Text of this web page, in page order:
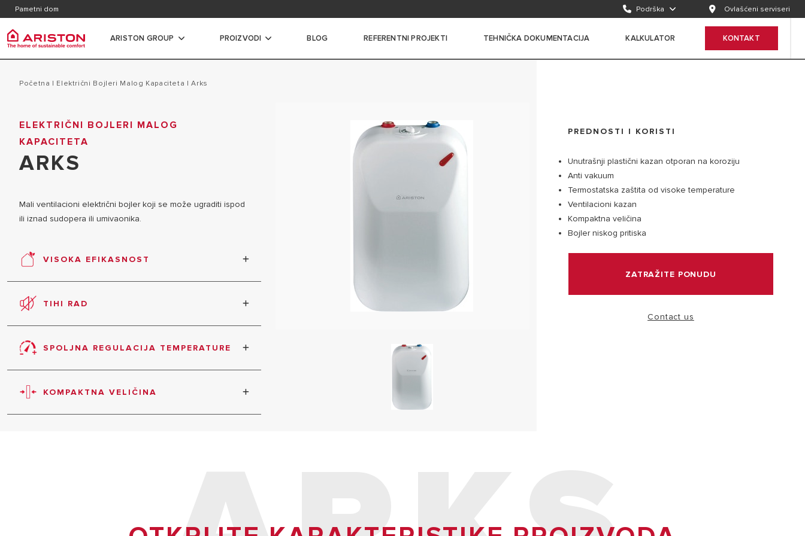
Pametni dom Podrška Ovlašćeni serviseri
ARISTON GROUP
Ariston Group
ZAPOSLENJE
PROIZVODI
PRODUCTS | CATEGORIES
BOJLERI
GASNI KOTLOVI
TOPLOTNE PUMPE
VENTILOKONVEKTORI
TERMOREGULACIJA
ELEKTRIČNI BOJLERI MALOG KAPACITETA
KAPACITETA
SVI MODELI BOJLERI
BLOG REFERENTNI PROJEKTI TEHNIČKA DOKUMENTACIJA KALKULATOR KONTAKT
Početna | Električni Bojleri Malog Kapaciteta | arks
ELEKTRIČNI BOJLERI MALOG
KAPACITETA
ARKS
Mali ventilacioni električni bojler koji se može ugraditi ispod
ili iznad sudopera ili umivaonika.
VISOKA EFIKASNOST
Proizvod karakterišu visoke energetske
performanse, smanjena potrošnja i emisije.
TIHI RAD
Izuzetno tihi rad u svim režimima rada.
SPOLJNA REGULACIJA TEMPERATURE
Jednostavno podešavanje željene temperature.
KOMPAKTNA VELIČINA
Unutrašnja struktura je dizajnirana tako da se
PREDNOSTI I KORISTI
Unutrašnji plastični kazan otporan na koroziju
Anti vakuum
Termostatska zaštita od visoke temperature
Ventilacioni kazan
Kompaktna veličina
Bojler niskog pritiska
ZATRAŽITE PONUDU
Contact us